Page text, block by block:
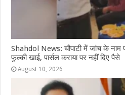
Shahdol News: चौपाटी में जांच के नाम
फुल्की खाई, पार्सल कराया पर नहीं दिए पैसे
August 10, 2026